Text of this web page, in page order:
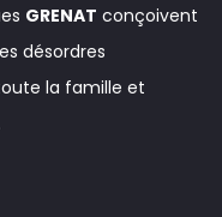
GRENAT conçoivent
désordres
la famille et